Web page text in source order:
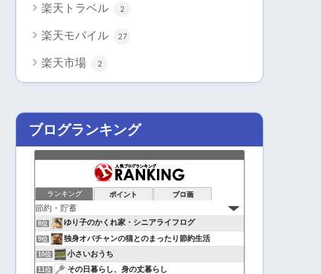
楽天トラベル 2
楽天モバイル 27
楽天市場 2
ブログランキング
ランキング ポイント ブロ画
8位 ゆり子のかくれ家・シニアライフログ
9位 独身オバチャンの猫とのまったり節約生活
10位 小さいおうち
11位 その日暮らし、身の丈暮らし